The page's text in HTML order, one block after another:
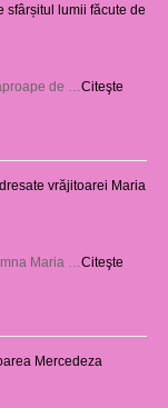
sfârșitul lumii făcute de
de … Citeşte
vrăjitoarei Maria
Maria … Citeşte
Mercedeza